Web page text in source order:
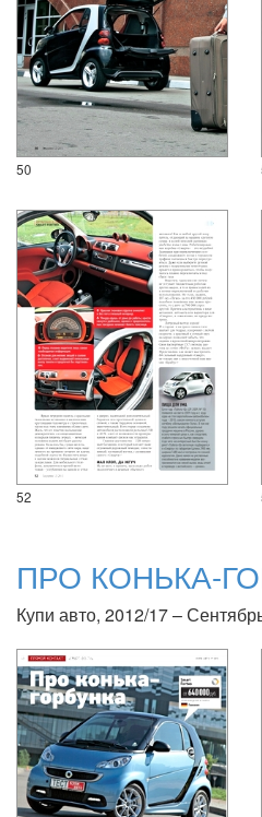
50
52
ПРО КОНЬКА-
Купи авто, 2012/17 –